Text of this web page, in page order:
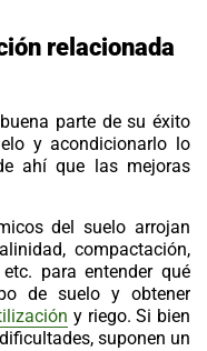
relacionada
parte de su éxito
y acondicionarlo lo
ahí que las mejoras
del suelo arrojan
compactación,
para entender qué
de suelo y obtener
y riego. Si bien
suponen un